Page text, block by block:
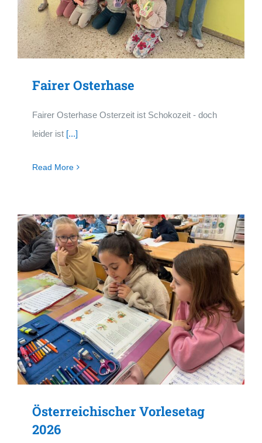
Fairer Osterhase
Fairer Osterhase Osterzeit ist Schokozeit - doch
leider ist [...]
Read More
Österreichischer Vorlesetag
2026